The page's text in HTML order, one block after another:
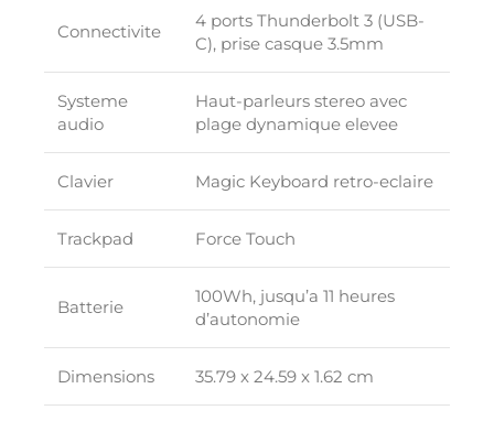
Connectivite
4 ports Thunderbolt 3 (USB-
C), prise casque 3.5mm
Systeme
audio
Haut-parleurs stereo avec
plage dynamique elevee
Clavier Magic Keyboard retro-eclaire
Trackpad Force Touch
Batterie
100Wh, jusqu’a 11 heures
d’autonomie
Dimensions 35.79 x 24.59 x 1.62 cm